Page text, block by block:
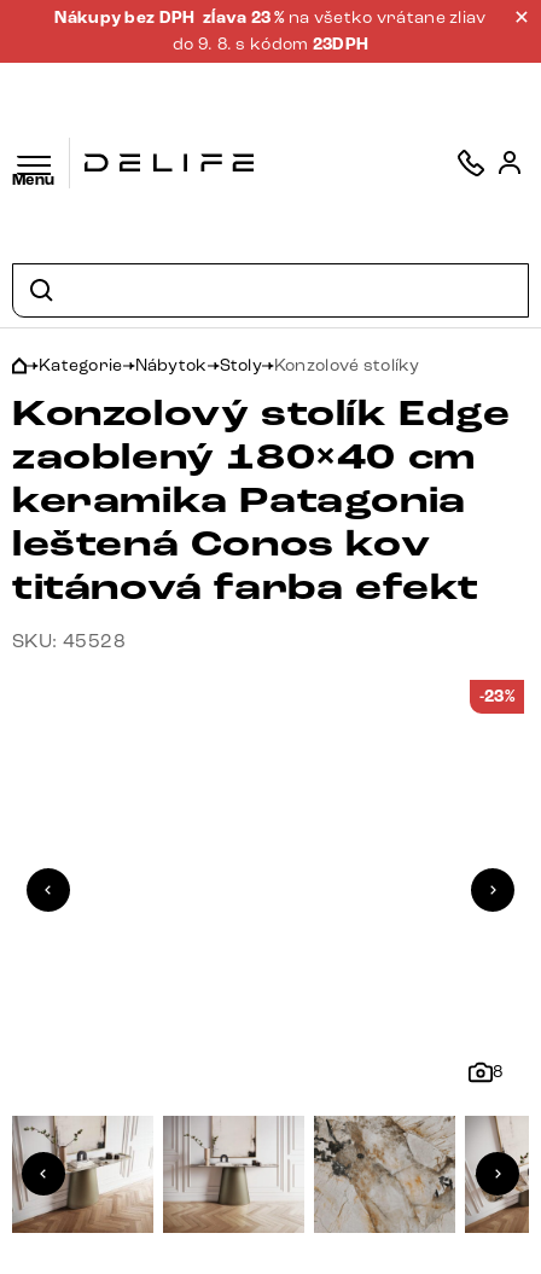
Nákupy bez DPH zĺava 23 % na všetko vrátane zliav
do 9. 8. s kódom 23DPH
Menu
Kategorie Nábytok Stoly Konzolové stolíky
Konzolový stolík Edge
zaoblený 180×40 cm
keramika Patagonia
leštená Conos kov
titánová farba efekt
SKU: 45528
8
-23%